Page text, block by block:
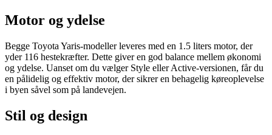
Motor og ydelse
Begge Toyota Yaris-modeller leveres med en 1.5 liters motor, der
yder 116 hestekræfter. Dette giver en god balance mellem økonomi
og ydelse. Uanset om du vælger Style eller Active-versionen, får du
en pålidelig og effektiv motor, der sikrer en behagelig køreoplevelse
i byen såvel som på landevejen.
Stil og design